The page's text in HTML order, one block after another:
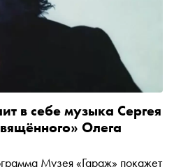
в себе музыка Сергея
Олега
Музея «Гараж» покажет